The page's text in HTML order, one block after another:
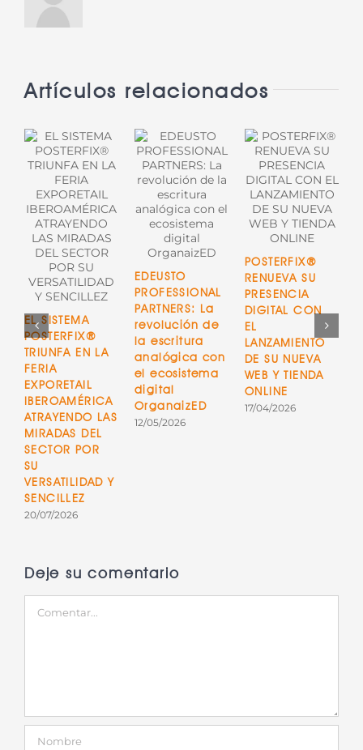
Artículos relacionados
EL SISTEMA
POSTERFIX®
TRIUNFA EN LA
FERIA
EXPORETAIL
IBEROAMÉRICA
ATRAYENDO LAS
MIRADAS DEL
SECTOR POR
SU
VERSATILIDAD Y
SENCILLEZ
20/07/2026
EDEUSTO
PROFESSIONAL
PARTNERS: La
revolución de
la escritura
analógica con
el ecosistema
digital
OrganaizED
12/05/2026
POSTERFIX®
RENUEVA SU
PRESENCIA
DIGITAL CON
EL
LANZAMIENTO
DE SU NUEVA
WEB Y TIENDA
ONLINE
17/04/2026
Deje su comentario
Comentar